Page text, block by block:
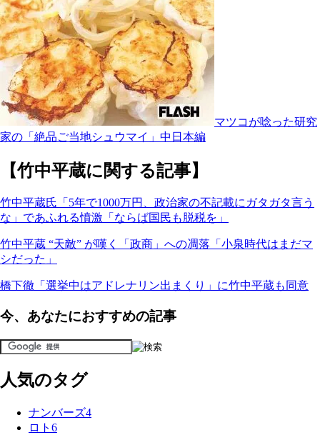
マツコが唸った研究
家の「絶品ご当地シュウマイ」中日本編
【竹中平蔵に関する記事】
竹中平蔵氏「5年で1000万円、政治家の不記載にガタガタ言う
な」であふれる憤激「ならば国民も脱税を」
竹中平蔵 “天敵” が嘆く「政商」への凋落「小泉時代はまだマ
シだった」
橋下徹「選挙中はアドレナリン出まくり」に竹中平蔵も同意
今、あなたにおすすめの記事
人気のタグ
ナンバーズ4
ロト6